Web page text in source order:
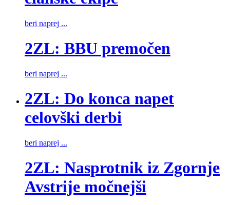
beri naprej ...
2ZL: BBU premočen
beri naprej ...
2ZL: Do konca napet
celovški derbi
beri naprej ...
2ZL: Nasprotnik iz Zgornje
Avstrije močnejši